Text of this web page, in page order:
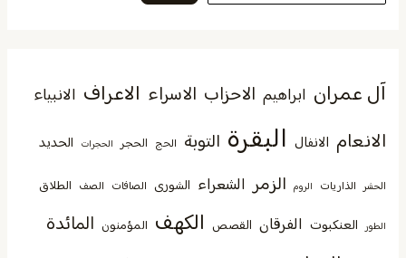
آل عمران ابراهيم الاحزاب الاسراء الاعراف الانبياء
الانعام الانفال البقرة التوبة الحج الحجر الحجرات الحديد
الحشر الذاريات الروم الزمر الشعراء الشورى الصافات الصف الطلاق
الطور العنكبوت الفرقان القصص الكهف المؤمنون المائدة